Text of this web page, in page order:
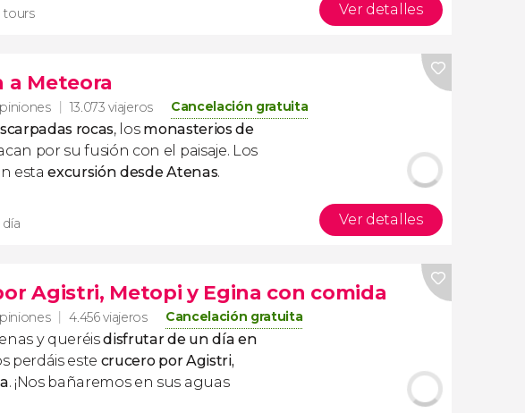
tours Ver detalles
a Meteora
13.073 viajeros Cancelación gratuita
rocas, los monasterios de
por su fusión con el paisaje. Los
estaexcursióndesde Atenas.
Ver detalles
Agistri, Metopi y Egina con comida
4.456 viajeros Cancelación gratuita
y queréisdisfrutar de un día en
perdáis este crucero por Agistri,
. ¡Nos bañaremos en sus aguas